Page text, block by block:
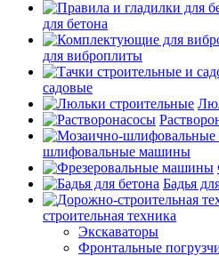
для бетона
для виброплиты
садовые
шлифовальные машины
Бадья
строительная техника
Экскаваторы
Фронтальные